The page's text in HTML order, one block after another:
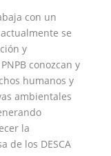
con un
se
y
conozcan y
humanos y
ambientales
la
de los DESCA